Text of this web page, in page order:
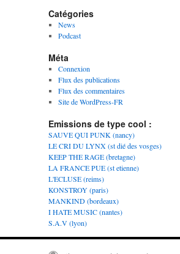
Catégories
News
Podcast
Méta
Connexion
Flux des publications
Flux des commentaires
Site de WordPress-FR
Emissions de type cool :
SAUVE QUI PUNK (nancy)
LE CRI DU LYNX (st dié des vosges)
KEEP THE RAGE (bretagne)
LA FRANCE PUE (st etienne)
L'ECLUSE (reims)
KONSTROY (paris)
MANKIND (bordeaux)
I HATE MUSIC (nantes)
S.A.V (lyon)